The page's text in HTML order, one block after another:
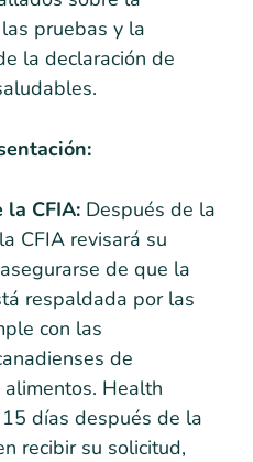
pruebas y la
la declaración de
la CFIA: Después de la
CFIA revisará su
de que la
respaldada por las
con las
de
Health
días después de la
recibir su solicitud,